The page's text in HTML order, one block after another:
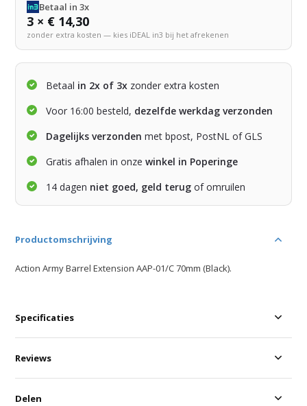
Betaal in 3x
3 × € 14,30
zonder extra kosten — kies iDEAL in3 bij het afrekenen
Betaal in 2x of 3x zonder extra kosten
Voor 16:00 besteld, dezelfde werkdag verzonden
Dagelijks verzonden met bpost, PostNL of GLS
Gratis afhalen in onzewinkel in Poperinge
14 dagen niet goed, geld terug of omruilen
Productomschrijving
Action Army Barrel Extension AAP-01/C 70mm (Black).
Specificaties
Reviews
Delen